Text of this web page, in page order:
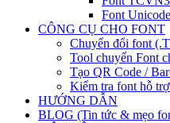
Font
CÔNG CỤ CHO FONT
Chuyển đổi font
Tool chuyển Font
Tạo QR Code /
Kiểm tra font hỗ
HƯỚNG DẪN
BLOG (Tin tức & mẹo